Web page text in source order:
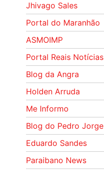
Jhivago Sales
Portal do Maranhão
ASMOIMP
Portal Reais Notí­cias
Blog da Angra
Holden Arruda
Me Informo
Blog do Pedro Jorge
Eduardo Sandes
Paraibano News